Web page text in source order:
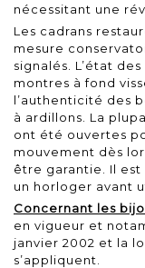
nécessitant une
Les cadrans
mesure
signalés. L’état
montres à fond
l’authenticité des
à ardillons. La
ont été ouvertes
mouvement dès
être garantie. Il
un horloger avant
Concernant les
en vigueur et
janvier 2002 et la
s’appliquent.